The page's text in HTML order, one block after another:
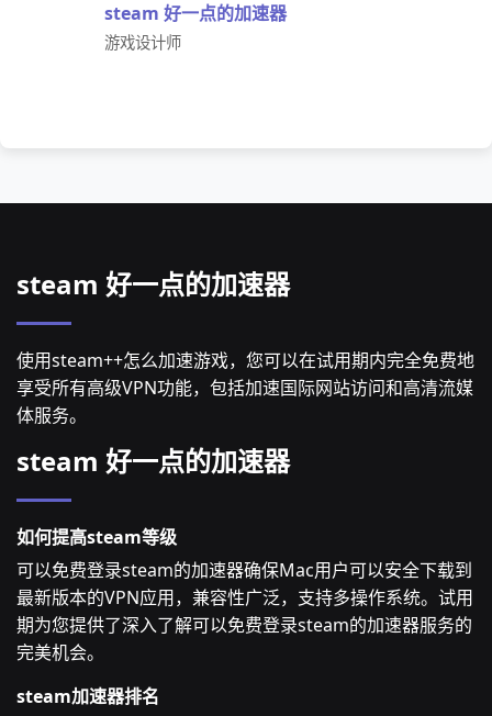
steam 好一点的加速器
游戏设计师
steam 好一点的加速器
使用steam++怎么加速游戏，您可以在试用期内完全免费地
享受所有高级VPN功能，包括加速国际网站访问和高清流媒
体服务。
steam 好一点的加速器
如何提高steam等级
可以免费登录steam的加速器确保Mac用户可以安全下载到
最新版本的VPN应用，兼容性广泛，支持多操作系统。试用
期为您提供了深入了解可以免费登录steam的加速器服务的
完美机会。
steam加速器排名